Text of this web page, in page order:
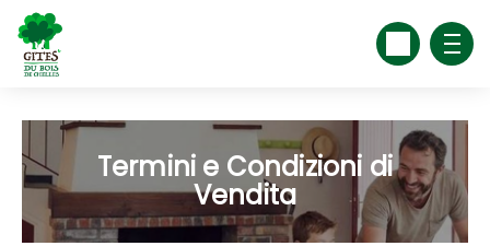
Termini e Condizioni di
Vendita